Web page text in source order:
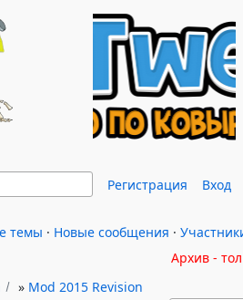
Регистрация Вход
темы · Новые сообщения ·
Архив -
» Mod 2015 Revision